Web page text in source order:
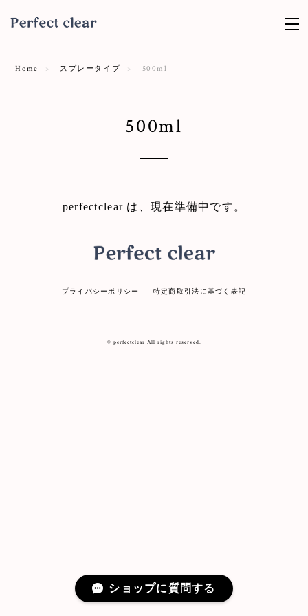
Home スプレータイプ 500ml
500ml
perfectclear は、現在準備中です。
プライバシーポリシー 特定商取引法に基づく表記
© perfectclear All rights reserved.
ショップに質問する